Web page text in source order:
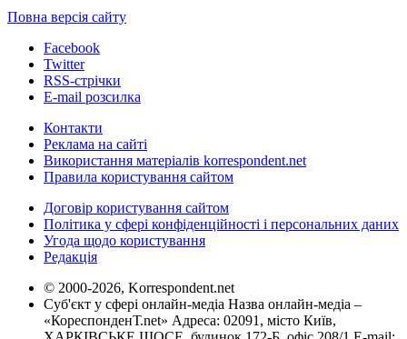
Повна версія сайту
Facebook
Twitter
RSS-стрічки
E-mail розсилка
Контакти
Реклама на сайті
Використання матеріалів korrespondent.net
Правила користування сайтом
Договір користування сайтом
Політика у сфері конфіденційності і персональних даних
Угода щодо користування
Редакція
© 2000-2026, Korrespondent.net
Суб'єкт у сфері онлайн-медіа Назва онлайн-медіа –
«КореспонденТ.net» Адреса: 02091, місто Київ,